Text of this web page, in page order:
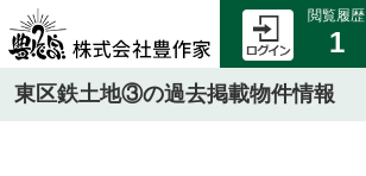
閲覧履歴
1
東区鉄土地③の過去掲載物件情報